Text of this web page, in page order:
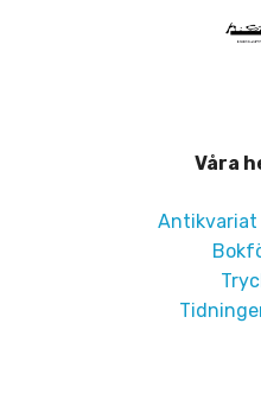
Våra
Antikvariat